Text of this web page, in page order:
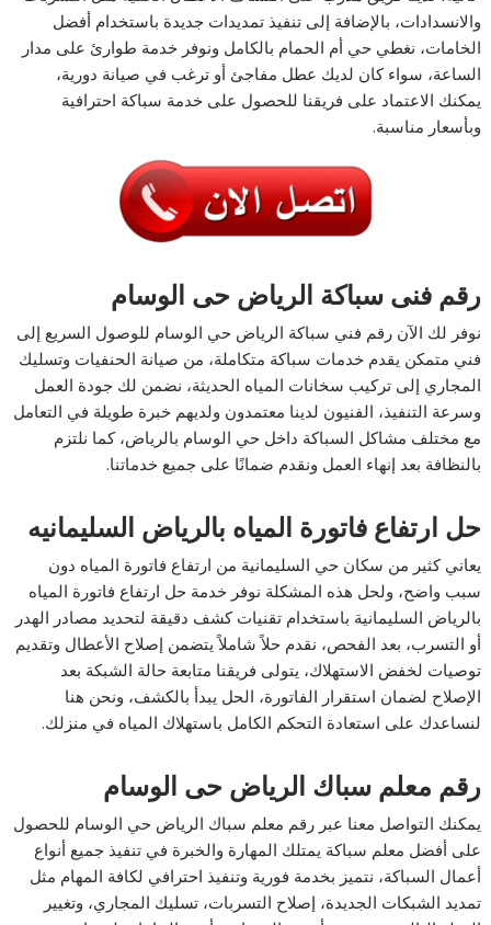
والانسدادات، بالإضافة إلى تنفيذ تمديدات جديدة باستخدام أفضل
الخامات، نغطي حي أم الحمام بالكامل ونوفر خدمة طوارئ على مدار
الساعة، سواء كان لديك عطل مفاجئ أو ترغب في صيانة دورية،
يمكنك الاعتماد على فريقنا للحصول على خدمة سباكة احترافية
وبأسعار مناسبة.
رقم فنى سباكة الرياض حى الوسام
نوفر لك الآن رقم فني سباكة الرياض حي الوسام للوصول السريع إلى
فني متمكن يقدم خدمات سباكة متكاملة، من صيانة الحنفيات وتسليك
المجاري إلى تركيب سخانات المياه الحديثة، نضمن لك جودة العمل
وسرعة التنفيذ، الفنيون لدينا معتمدون ولديهم خبرة طويلة في التعامل
مع مختلف مشاكل السباكة داخل حي الوسام بالرياض، كما نلتزم
بالنظافة بعد إنهاء العمل ونقدم ضمانًا على جميع خدماتنا.
حل ارتفاع فاتورة المياه بالرياض السليمانيه
يعاني كثير من سكان حي السليمانية من ارتفاع فاتورة المياه دون
سبب واضح، ولحل هذه المشكلة نوفر خدمة حل ارتفاع فاتورة المياه
بالرياض السليمانية باستخدام تقنيات كشف دقيقة لتحديد مصادر الهدر
أو التسرب، بعد الفحص، نقدم حلاً شاملاً يتضمن إصلاح الأعطال وتقديم
توصيات لخفض الاستهلاك، يتولى فريقنا متابعة حالة الشبكة بعد
الإصلاح لضمان استقرار الفاتورة، الحل يبدأ بالكشف، ونحن هنا
لنساعدك على استعادة التحكم الكامل باستهلاك المياه في منزلك.
رقم معلم سباك الرياض حى الوسام
يمكنك التواصل معنا عبر رقم معلم سباك الرياض حي الوسام للحصول
على أفضل معلم سباكة يمتلك المهارة والخبرة في تنفيذ جميع أنواع
أعمال السباكة، نتميز بخدمة فورية وتنفيذ احترافي لكافة المهام مثل
تمديد الشبكات الجديدة، إصلاح التسربات، تسليك المجاري، وتغيير